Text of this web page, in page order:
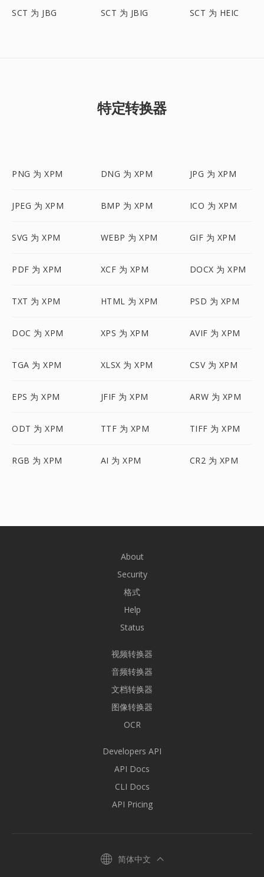
SCT 为 JBG SCT 为 JBIG SCT 为 HEIC
特定转换器
PNG 为 XPM DNG 为 XPM JPG 为 XPM
JPEG 为 XPM BMP 为 XPM ICO 为 XPM
SVG 为 XPM WEBP 为 XPM GIF 为 XPM
PDF 为 XPM XCF 为 XPM DOCX 为 XPM
TXT 为 XPM HTML 为 XPM PSD 为 XPM
DOC 为 XPM XPS 为 XPM AVIF 为 XPM
TGA 为 XPM XLSX 为 XPM CSV 为 XPM
EPS 为 XPM JFIF 为 XPM ARW 为 XPM
ODT 为 XPM TTF 为 XPM TIFF 为 XPM
RGB 为 XPM AI 为 XPM CR2 为 XPM
About
Security
格式
Help
Status
视频转换器
音频转换器
文档转换器
图像转换器
OCR
Developers API
API Docs
CLI Docs
API Pricing
简体中文